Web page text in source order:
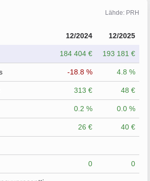
Lähde: PRH
12/2024 12/2025
184 404 € 193 181 €
-18.8 % 4.8 %
313 € 48 €
0.2 % 0.0 %
26 € 40 €
0 0